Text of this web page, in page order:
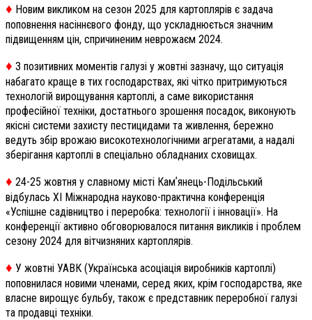
♦️ Новим викликом на сезон 2025 для картоплярів є задача
поповнення насіннєвого фонду, що ускладнюється значним
підвищенням цін, спричиненим неврожаєм 2024.
♦️ З позитивних моментів галузі у жовтні зазначу, що ситуація
набагато краще в тих господарствах, які чітко притримуються
технологій вирощування картоплі, а саме використання
професійної техніки, достатнього зрошення посадок, виконують
якісні системи захисту пестицидами та живлення, бережно
ведуть збір врожаю високотехнологічними агрегатами, а надалі
зберігання картоплі в спеціально обладнаних сховищах.
♦️ 24-25 жовтня у славному місті Камʼянець-Подільський
відбулась XI Міжнародна науково-практична конференція
«Успішне садівництво і переробка: технології і інновації». На
конференції активно обговорювалося питання викликів і проблем
сезону 2024 для вітчизняних картоплярів.
♦️ У жовтні УАВК (Українська асоціація виробників картоплі)
поповнилася новими членами, серед яких, крім господарства, яке
власне вирощує бульбу, також є представник переробної галузі
та продавці техніки.